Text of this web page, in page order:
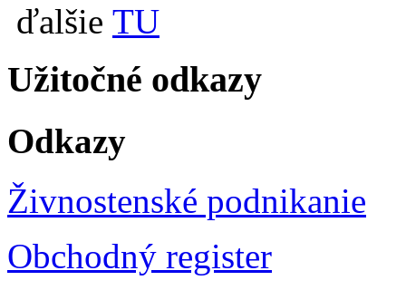
ďalšie TU
Užitočné odkazy
Odkazy
Živnostenské podnikanie
Obchodný register